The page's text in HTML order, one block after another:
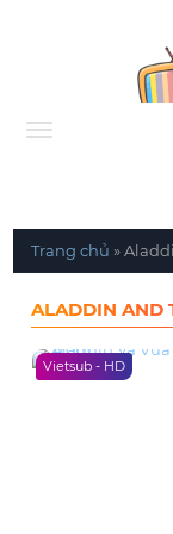
Menu
Trang chủ »
ALADDIN AND
Vietsub - HD